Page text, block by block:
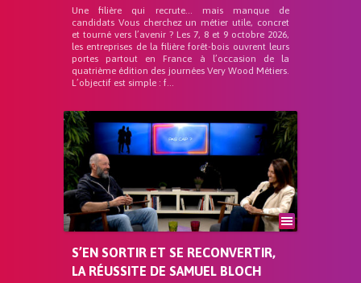
Une filière qui recrute… mais manque de
candidats Vous cherchez un métier utile, concret
et tourné vers l’avenir ? Les 7, 8 et 9 octobre 2026,
les entreprises de la filière forêt-bois ouvrent leurs
portes partout en France à l’occasion de la
quatrième édition des journées Very Wood Métiers.
L’objectif est simple : f...
S’EN SORTIR ET SE RECONVERTIR,
LA RÉUSSITE DE SAMUEL BLOCH